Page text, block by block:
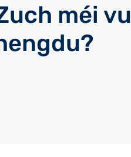
méi vu